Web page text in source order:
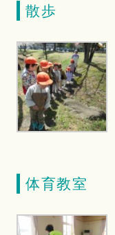
散歩
体育教室